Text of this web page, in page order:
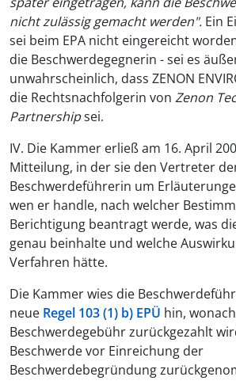
nicht zulässig gemacht werden". Ein
sei beim EPA nicht eingereicht
die Beschwerdegegnerin - sei es
unwahrscheinlich, dass ZENON
die Rechtsnachfolgerin von Zenon
Partnershipsei.
IV. Die Kammer erließ am 16. April
Mitteilung, in der sie den Vertreter
Beschwerdeführerin um
wen er handle, nach welcher
Berichtigung beantragt werde, was
genau beinhalte und welche
Verfahren hätte.
Die Kammer wies die
neue Regel 103 (1) b) EPÜ hin,
Beschwerdegebühr zurückgezahlt
Beschwerde vor Einreichung der
Beschwerdebegründung